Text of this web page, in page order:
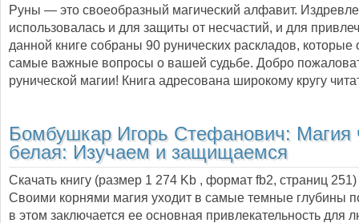
Руны — это своеобразный магический алфавит.
использовалась и для защиты от несчастий, и для
данной книге собраны 90 рунических раскладов, которые
самые важные вопросы о вашей судьбе. Добро
рунической магии! Книга адресована широкому кругу
Бомбушкар Игорь Стефанович: Магия
белая: Изучаем и защищаемся
Скачать книгу (размер 1 274 Kb , формат fb2, страниц 251
Своими корнями магия уходит в самые темные глубины
в этом заключается ее основная привлекательность для